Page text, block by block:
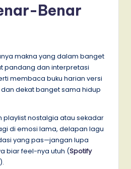
Benar
makna yang dalam banget
pandang dan interpretasi
membaca buku harian versi
dan dekat banget sama hidup
playlist nostalgia atau sekadar
di emosi lama, delapan lagu
yang pas—jangan lupa
biar feel-nya utuh (Spotify